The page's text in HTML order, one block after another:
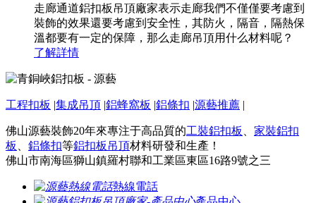
走廊通道鋁扣板吊頂廠家表示走廊我們不僅僅要考慮到
裝飾的效果還要考慮到安全性，其防火，隔音，隔熱保
溫都要有一定的保障，那么走廊吊頂用什么材料呢？
了解詳情
工程扣板 |集成吊頂 |鋁蜂窩板 |鋁條扣 |源藝推薦 |
佛山源藝裝飾20年來專注于高品質的工裝鋁扣板
家裝鋁扣
板
鋁條扣等鋁扣板吊頂材料研發和生產！
佛山市南海區獅山鎮羅村聯和工業區東區16路9號之三
熱線電話